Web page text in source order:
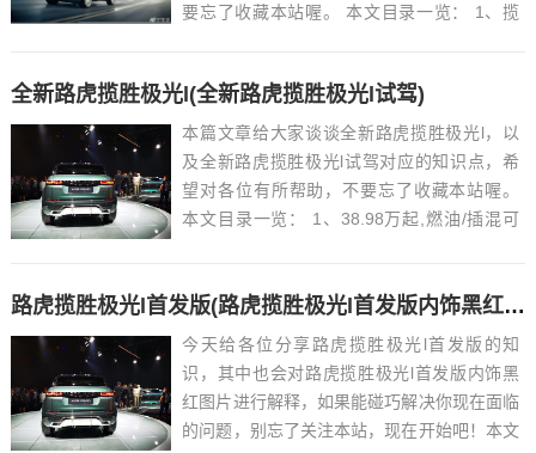
要忘了收藏本站喔。 本文目录一览： 1、揽
全新路虎揽胜极光l(全新路虎揽胜极光l试驾)
本篇文章给大家谈谈全新路虎揽胜极光l，以
及全新路虎揽胜极光l试驾对应的知识点，希
望对各位有所帮助，不要忘了收藏本站喔。
本文目录一览： 1、38.98万起,燃油/插混可
路虎揽胜极光l首发版(路虎揽胜极光l首发版内饰黑红图片)
今天给各位分享路虎揽胜极光l首发版的知
识，其中也会对路虎揽胜极光l首发版内饰黑
红图片进行解释，如果能碰巧解决你现在面临
的问题，别忘了关注本站，现在开始吧！本文